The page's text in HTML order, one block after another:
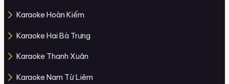
Karaoke Hoàn Kiếm
Karaoke Hai Bà Trưng
Karaoke Thanh Xuân
Karaoke Nam Từ Liêm